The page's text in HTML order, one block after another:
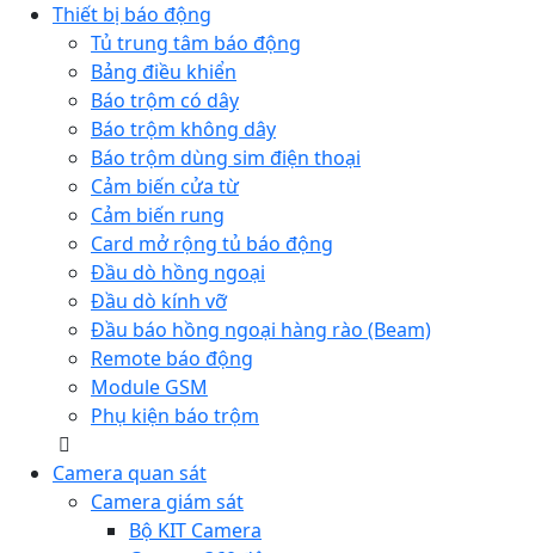
Thiết bị báo động
Tủ trung tâm báo động
Bảng điều khiển
Báo trộm có dây
Báo trộm không dây
Báo trộm dùng sim điện thoại
Cảm biến cửa từ
Cảm biến rung
Card mở rộng tủ báo động
Đầu dò hồng ngoại
Đầu dò kính vỡ
Đầu báo hồng ngoại hàng rào (Beam)
Remote báo động
Module GSM
Phụ kiện báo trộm
Camera quan sát
Camera giám sát
Bộ KIT Camera